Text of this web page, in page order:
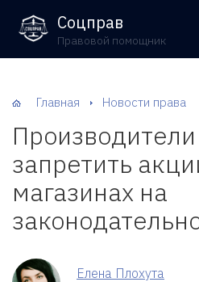
8 (800)
Соцправ
Правовой помощник
Главная Новости права
Производители
запретить
магазинах на
Елена Плохута